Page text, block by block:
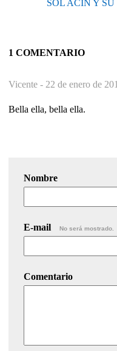
SOL ACÍN Y
1 COMENTARIO
Vicente - 22 de enero de
Bella ella, bella ella.
Nombre
E-mail No será mostrado.
Comentario